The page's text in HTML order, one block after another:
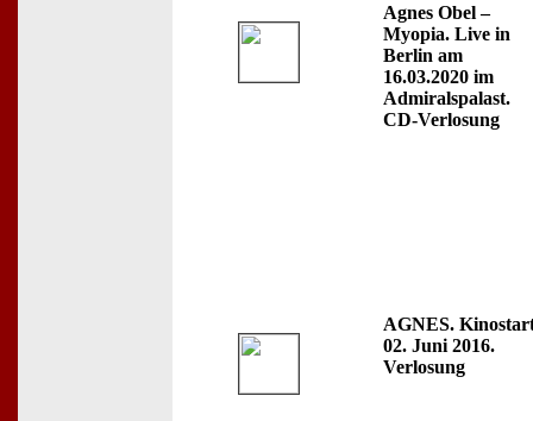
Agnes Obel –
Myopia. Live in
Berlin am
16.03.2020 im
Admiralspalast.
CD-Verlosung
AGNES.
02. Juni 2016.
Verlosung